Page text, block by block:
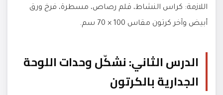
اللازمة: كراس النشاط، قلم رصاص، مسطرة، فرخ ورق
أبيض وآخر كرتون مقاس 100 × 70 سم.
الدرس الثاني: نشكّل وحدات اللوحة
الجدارية بالكرتون